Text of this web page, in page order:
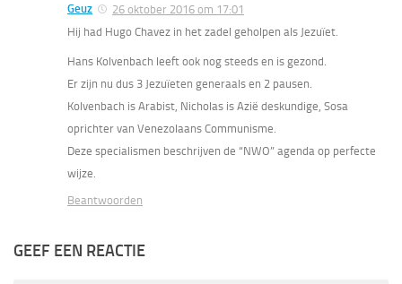
Geuz
26 oktober 2016 om 17:01
Hij had Hugo Chavez in het zadel geholpen als Jezuïet.
Hans Kolvenbach leeft ook nog steeds en is gezond.
Er zijn nu dus 3 Jezuïeten generaals en 2 pausen.
Kolvenbach is Arabist, Nicholas is Azië deskundige, Sosa
oprichter van Venezolaans Communisme.
Deze specialismen beschrijven de “NWO” agenda op perfecte
wijze.
Beantwoorden
GEEF EEN REACTIE